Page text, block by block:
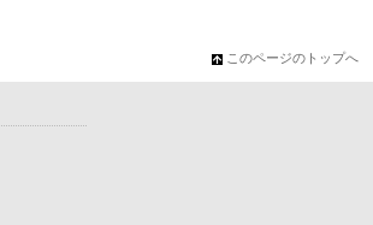
このページのトップへ